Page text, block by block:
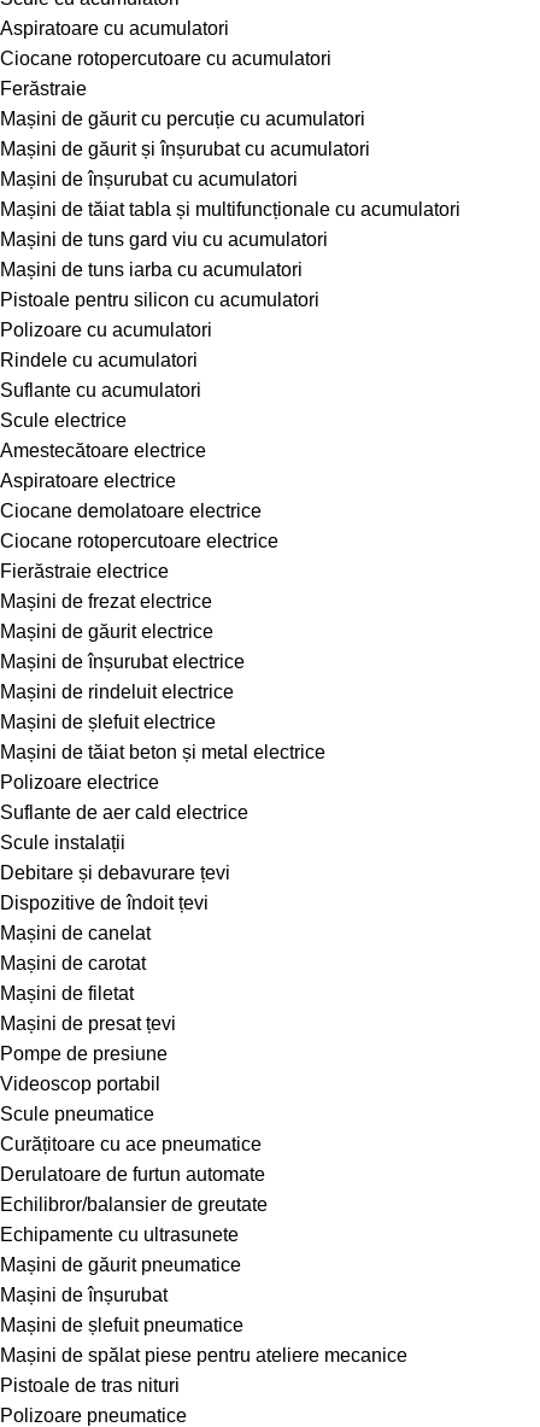
Aspiratoare cu acumulatori
Ciocane rotopercutoare cu acumulatori
Ferăstraie
Mașini de găurit cu percuție cu acumulatori
Mașini de găurit și înșurubat cu acumulatori
Mașini de înșurubat cu acumulatori
Mașini de tăiat tabla și multifuncționale cu acumulatori
Mașini de tuns gard viu cu acumulatori
Mașini de tuns iarba cu acumulatori
Pistoale pentru silicon cu acumulatori
Polizoare cu acumulatori
Rindele cu acumulatori
Suflante cu acumulatori
Scule electrice
Amestecătoare electrice
Aspiratoare electrice
Ciocane demolatoare electrice
Ciocane rotopercutoare electrice
Fierăstraie electrice
Mașini de frezat electrice
Mașini de găurit electrice
Mașini de înșurubat electrice
Mașini de rindeluit electrice
Mașini de șlefuit electrice
Mașini de tăiat beton și metal electrice
Polizoare electrice
Suflante de aer cald electrice
Scule instalații
Debitare și debavurare țevi
Dispozitive de îndoit țevi
Mașini de canelat
Mașini de carotat
Mașini de filetat
Mașini de presat țevi
Pompe de presiune
Videoscop portabil
Scule pneumatice
Curățitoare cu ace pneumatice
Derulatoare de furtun automate
Echilibror/balansier de greutate
Echipamente cu ultrasunete
Mașini de găurit pneumatice
Mașini de înșurubat
Mașini de șlefuit pneumatice
Mașini de spălat piese pentru ateliere mecanice
Pistoale de tras nituri
Polizoare pneumatice